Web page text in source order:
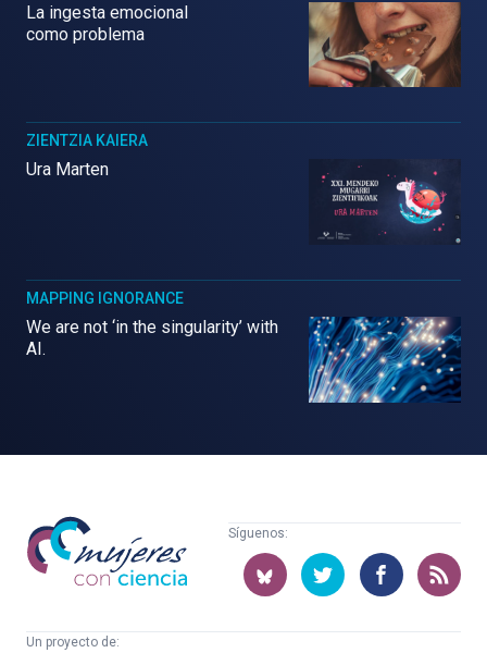
La ingesta emocional
como problema
ZIENTZIA KAIERA
Ura Marten
MAPPING IGNORANCE
We are not ‘in the singularity’ with
AI.
Mujeres
con
ciencia
Síguenos:
Un proyecto de: